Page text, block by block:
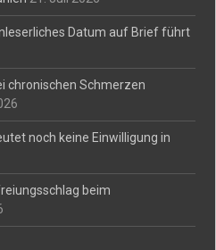
Datum auf Brief führt
chronischen Schmerzen
noch keine Einwilligung in
beim